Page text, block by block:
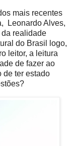
mais recentes
Leonardo Alves,
realidade
do Brasil logo,
leitor, a leitura
de fazer ao
de ter estado